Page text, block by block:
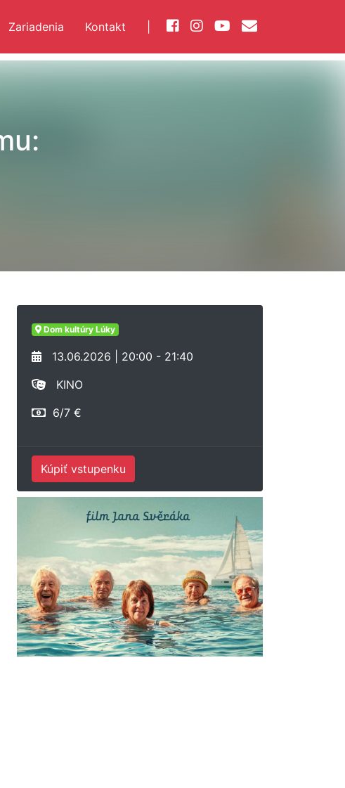
Zariadenia Kontakt
Dom kultúry Lúky
13.06.2026 | 20:00 - 21:40
KINO
6/7 €
Kúpiť vstupenku